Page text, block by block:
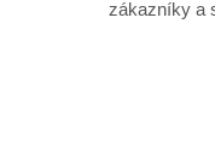
zákazníky a